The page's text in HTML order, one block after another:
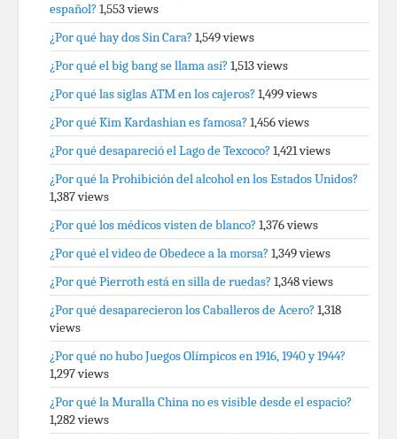
español? 1,553 views
¿Por qué hay dos Sin Cara? 1,549 views
¿Por qué el big bang se llama así? 1,513 views
¿Por qué las siglas ATM en los cajeros? 1,499 views
¿Por qué Kim Kardashian es famosa? 1,456 views
¿Por qué desapareció el Lago de Texcoco? 1,421 views
¿Por qué la Prohibición del alcohol en los Estados Unidos?
1,387 views
¿Por qué los médicos visten de blanco? 1,376 views
¿Por qué el video de Obedece a la morsa? 1,349 views
¿Por qué Pierroth está en silla de ruedas? 1,348 views
¿Por qué desaparecieron los Caballeros de Acero? 1,318
views
¿Por qué no hubo Juegos Olímpicos en 1916, 1940 y 1944?
1,297 views
¿Por qué la Muralla China no es visible desde el espacio?
1,282 views